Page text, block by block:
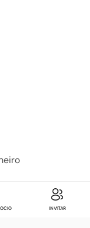
Check in INVITAR